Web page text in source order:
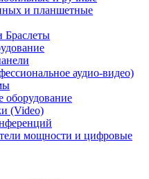
и планшетные
Браслеты
аудио-видео)
(Video)
мощности и цифровые